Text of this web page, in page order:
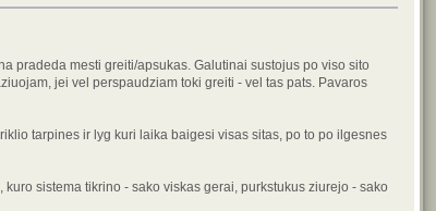
pradeda mesti greiti/apsukas. Galutinai sustojus po viso sito
jei vel perspaudziam toki greiti - vel tas pats. Pavaros
tarpines ir lyg kuri laika baigesi visas sitas, po to po ilgesnes
sistema tikrino - sako viskas gerai, purkstukus ziurejo - sako